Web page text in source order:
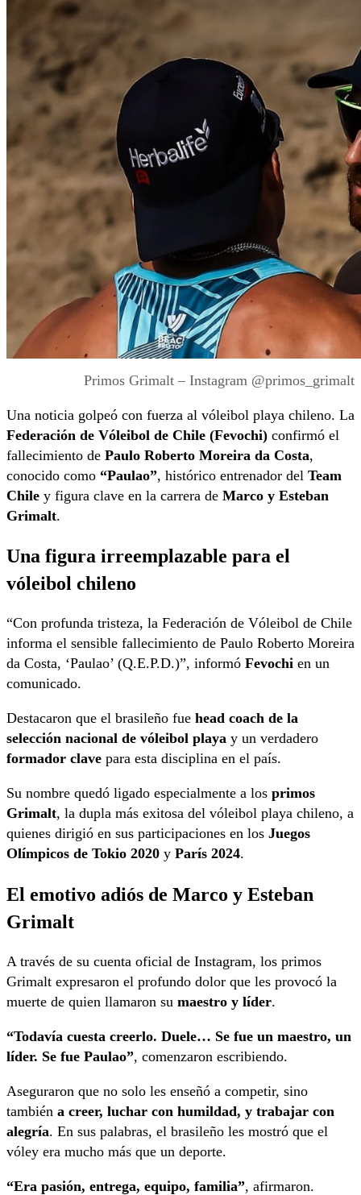
Primos Grimalt – Instagram @primos_grimalt
Una noticia golpeó con fuerza al vóleibol playa chileno. La
Federación de Vóleibol de Chile (Fevochi) confirmó el
fallecimiento de Paulo Roberto Moreira da Costa,
conocido como “Paulao”, histórico entrenador del Team
Chile y figura clave en la carrera de Marco y Esteban
Grimalt.
Una figura irreemplazable para el
vóleibol chileno
“Con profunda tristeza, la Federación de Vóleibol de Chile
informa el sensible fallecimiento de Paulo Roberto Moreira
da Costa, ‘Paulao’ (Q.E.P.D.)”, informó Fevochi en un
comunicado.
Destacaron que el brasileño fue head coach de la
selección nacional de vóleibol playa y un verdadero
formador clave para esta disciplina en el país.
Su nombre quedó ligado especialmente a los primos
Grimalt, la dupla más exitosa del vóleibol playa chileno, a
quienes dirigió en sus participaciones en los Juegos
Olímpicos de Tokio 2020 y París 2024.
El emotivo adiós de Marco y Esteban
Grimalt
A través de su cuenta oficial de Instagram, los primos
Grimalt expresaron el profundo dolor que les provocó la
muerte de quien llamaron su maestro y líder.
“Todavía cuesta creerlo. Duele… Se fue un maestro, un
líder. Se fue Paulao”, comenzaron escribiendo.
Aseguraron que no solo les enseñó a competir, sino
también a creer, luchar con humildad, y trabajar con
alegría. En sus palabras, el brasileño les mostró que el
vóley era mucho más que un deporte.
“Era pasión, entrega, equipo, familia”, afirmaron.